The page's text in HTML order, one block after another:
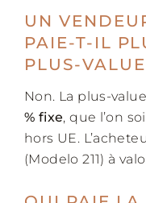
UN
PAIE-T-IL
PLUS-
Non. La plus-
% fixe, que l’on
hors UE.
(Modelo 211) à